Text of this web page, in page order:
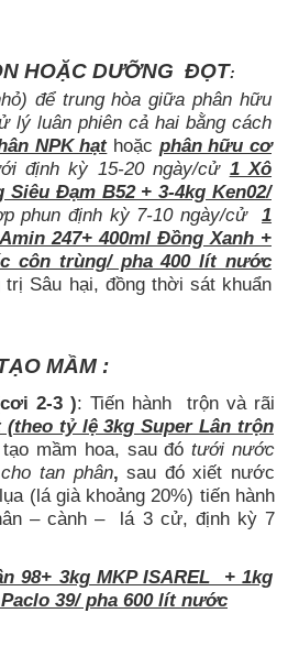
HOẶC DƯỠNG ĐỌT:
để trung hòa giữa phân hữu
lý luân phiên cả hai bằng cách
NPK hạthoặc phân hữu cơ
định kỳ 15-20 ngày/cử 1 Xô
Đạm B52 + 3-4kg Ken02/
phun định kỳ 7-10 ngày/cử
1
247+ 400ml Đồng Xanh +
côn trùng/ pha 400 lít nước
Sâu hại, đồng thời sát khuẩn
MẦM :
2-3 ): Tiến hành trộn và rãi
tỷ lệ 3kg Super Lân trộn
mầm hoa, sau đótưới nước
tan phân,sau đó xiết nước
(lá già khoảng 20%) tiến hành
– cành – lá 3 cử, định kỳ 7
98+ 3kg MKP ISAREL + 1kg
39/ pha 600 lít nước